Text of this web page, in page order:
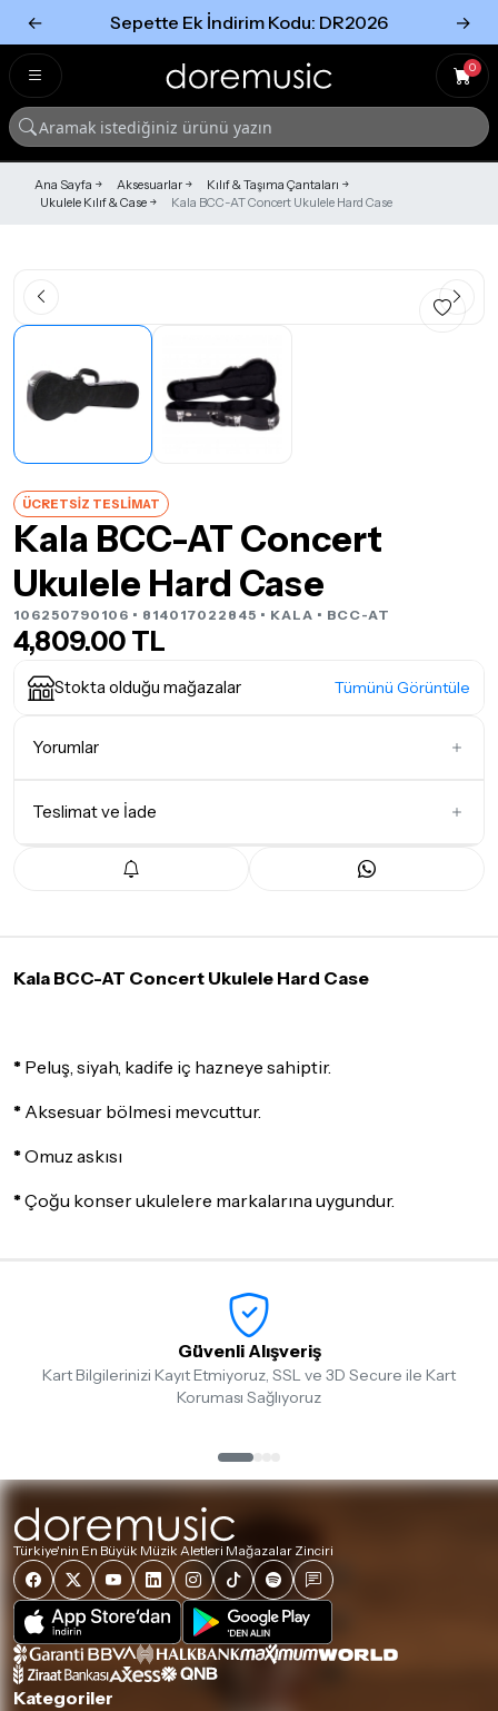
← Sepette Ek İndirim Kodu: DR2026 →
0
Ana Sayfa Aksesuarlar
Kılıf & Taşıma Çantaları
Ukulele Kılıf & Case
Kala BCC-AT Concert Ukulele Hard Case
ÜCRETSİZ TESLİMAT
Kala BCC-AT Concert
Ukulele Hard Case
106250790106 • 814017022845 • KALA • BCC-AT
4,809.00 TL
Stokta olduğu mağazalar Tümünü Görüntüle
Yorumlar
Teslimat ve İade
Teslimat Koşulları
tatil günlerinde teslimat yapılamamaktadır.
Detaylar için tıklayınız
İade Koşulları
Sitemiz üzerinden satın almış olduğunuz ürünleri, teslimat
tarihinden itibaren
değiştirebilirsiniz.
olması, ambalajının korunmuş, aksesuar ve tüm ürün içeriğinin
eksiksiz olması gerekmektedir. Satın almış olduğunuz ürünü
Destek
İade ve değişim koşulları, ürün kategorilerine göre farklılık
Detaylar içintıklayınız
Kala BCC-AT Concert Ukulele Hard Case
* Peluş, siyah, kadife iç hazneye sahiptir.
* Aksesuar bölmesi mevcuttur.
*Omuz askısı
*Çoğu konser ukulelere markalarına uygundur.
Güvenli Alışveriş
Kart Bilgilerinizi Kayıt Etmiyoruz, SSL ve 3D Secure ile Kart
Koruması Sağlıyoruz
Türkiye'nin En Büyük Müzik Aletleri Mağazalar Zinciri
Kategoriler
Tümünü Gör
Tümünü gör